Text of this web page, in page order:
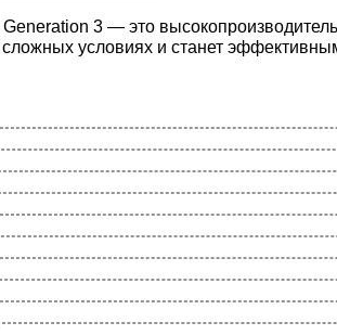
3 — это
сложных условиях и станет